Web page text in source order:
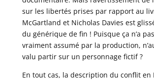
sur les libertés prises par rapport au
McGartland et Nicholas Davies est
du générique de fin ! Puisque ça n’a
vraiment assumé par la production,
valu partir sur un personnage fictif ?
En tout cas, la description du conflit en